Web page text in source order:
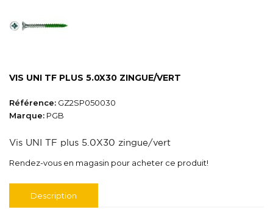
VIS UNI TF PLUS 5.0X30 ZINGUE/VERT
Référence: GZ2SP050030
Marque: PGB
Vis UNI TF plus 5.0X30 zingue/vert
Rendez-vous en magasin pour acheter ce produit!
Description